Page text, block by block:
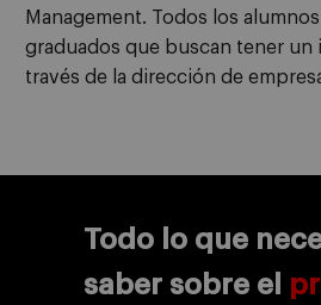
Management. Todos los
graduados que buscan tener
través de la dirección de
Todo lo que
saber sobre el